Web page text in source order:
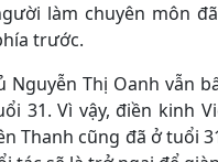
làm chuyên môn
trước.
Nguyễn Thị Oanh vẫn
31. Vì vậy, điền kinh
Thanh cũng đã ở tuổi